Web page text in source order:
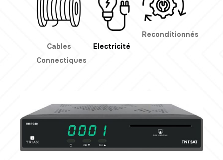
Cables
Connectiques
Electricité
Reconditionnés